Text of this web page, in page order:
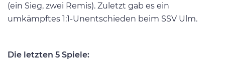
(ein Sieg, zwei Remis). Zuletzt gab es ein
umkämpftes 1:1-Unentschieden beim SSV Ulm.
Die letzten 5 Spiele: